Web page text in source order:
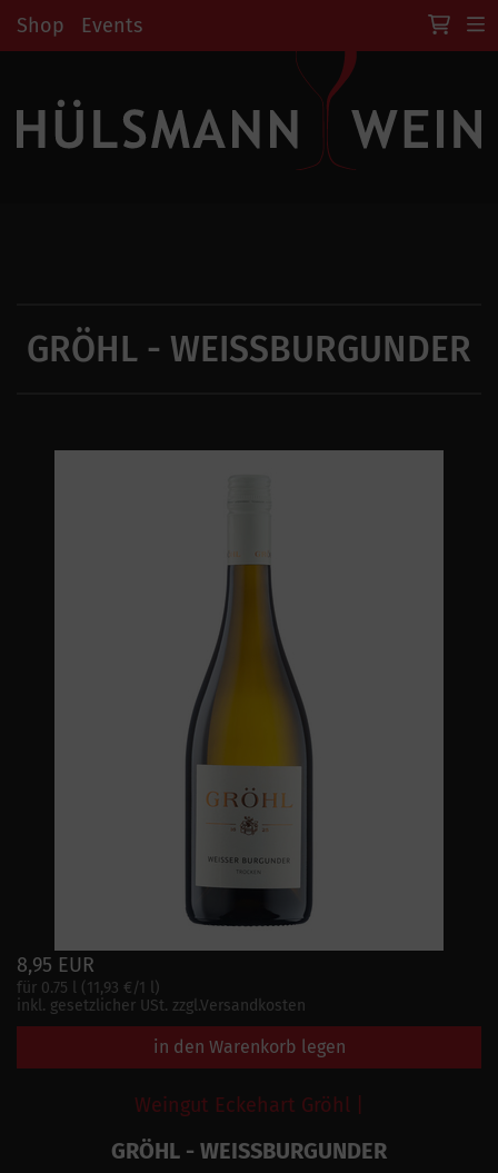
Shop Events
GRÖHL - WEISSBURGUNDER
8,95 EUR
für 0.75 l (11,93 €/1 l)
inkl. gesetzlicher USt. zzgl.Versandkosten
in den Warenkorb legen
Weingut Eckehart Gröhl |
GRÖHL - WEISSBURGUNDER